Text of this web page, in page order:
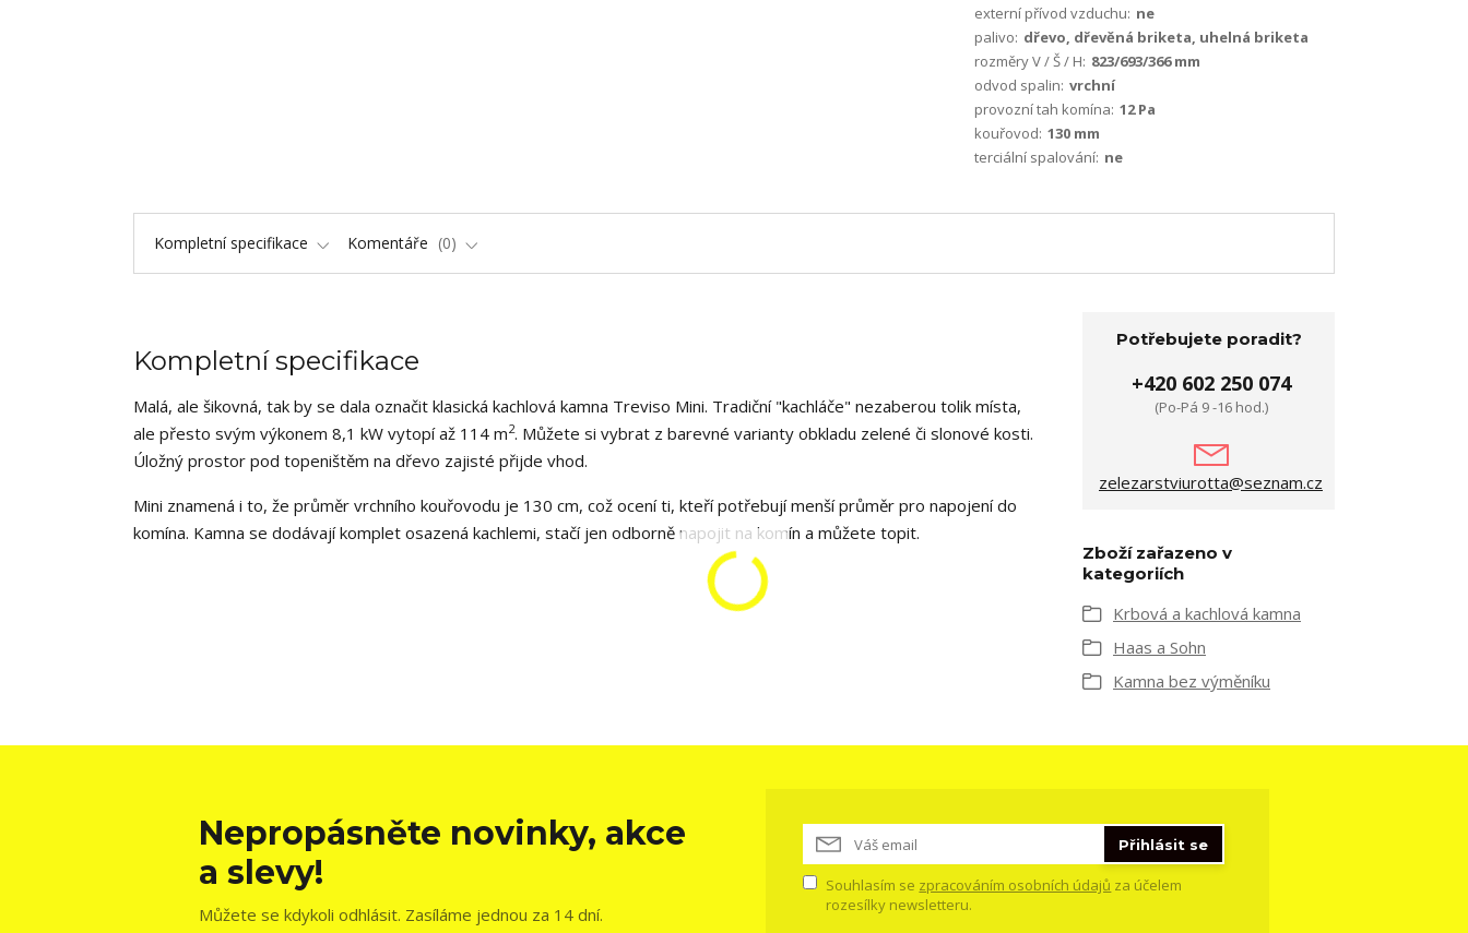
externí přívod vzduchu: ne
palivo: dřevo, dřevěná briketa, uhelná briketa
rozměry V / Š / H: 823/693/366 mm
odvod spalin: vrchní
provozní tah komína: 12 Pa
kouřovod: 130 mm
terciální spalování: ne
Kompletní specifikace Komentáře 0
Kompletní specifikace
Malá, ale šikovná, tak by se dala označit klasická kachlová kamna Treviso Mini. Tradiční "kachláče" nezaberou tolik místa,
ale přesto svým výkonem 8,1 kW vytopí až 114 m2. Můžete si vybrat z barevné varianty obkladu zelené či slonové kosti.
Úložný prostor pod topeništěm na dřevo zajisté přijde vhod.
Mini znamená i to, že průměr vrchního kouřovodu je 130 cm, což ocení ti, kteří potřebují menší průměr pro napojení do
komína. Kamna se dodávají komplet osazená kachlemi, stačí jen odborně napojit na komín a můžete topit.
Potřebujete poradit?
+420 602 250 074
(Po-Pá 9 -16 hod.)
zelezarstviurotta@seznam.cz
Zboží zařazeno v
kategoriích
Krbová a kachlová kamna
Haas a Sohn
Kamna bez výměníku
Nepropásněte novinky, akce
a slevy!
Můžete se kdykoli odhlásit. Zasíláme jednou za 14 dní.
Přihlásit se
Souhlasím se zpracováním osobních údajů za účelem
rozesílky newsletteru.